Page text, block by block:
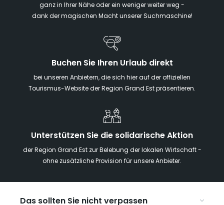
ganz in Ihrer Nähe oder ein weniger weiter weg -
dank der magischen Macht unserer Suchmaschine!
Buchen Sie Ihren Urlaub direkt
bei unseren Anbietern, die sich hier auf der offiziellen
Tourismus-Website der Region Grand Est präsentieren.
Unterstützen Sie die solidarische Aktion
der Region Grand Est zur Belebung der lokalen Wirtschaft -
ohne zusätzliche Provision für unsere Anbieter.
Das sollten Sie nicht verpassen